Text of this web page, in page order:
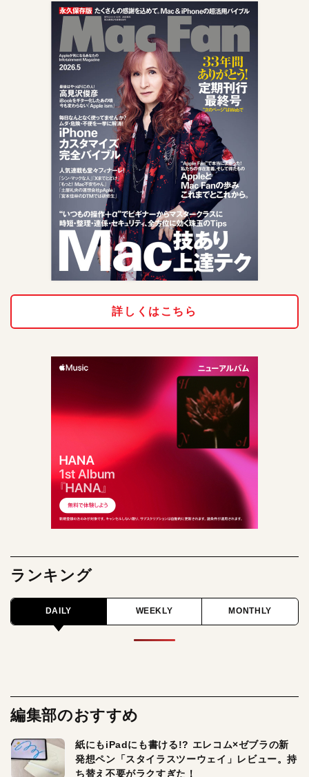
詳しくはこちら
ランキング
DAILY WEEKLY MONTHLY
編集部のおすすめ
紙にもiPadにも書ける!? エレコム×ゼブラの新
発想ペン「スタイラスツーウェイ」レビュー。持
ち替え不要がラクすぎた！